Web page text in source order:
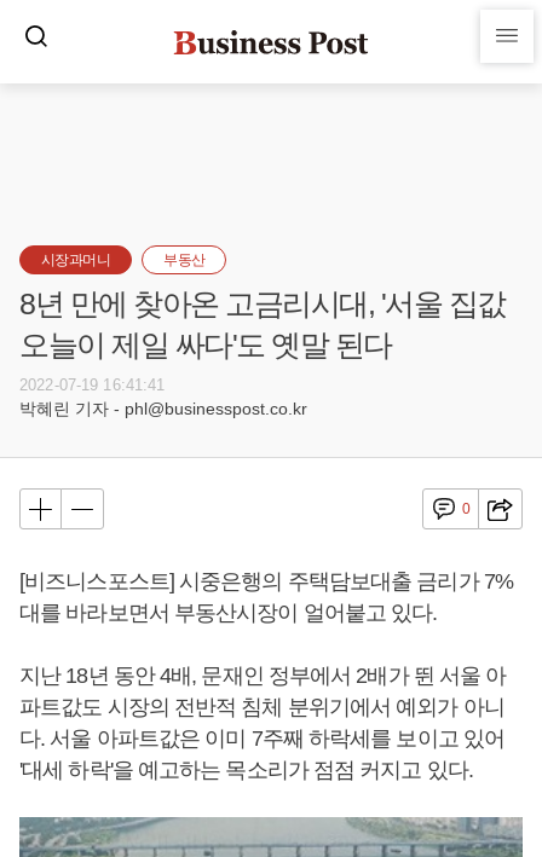
시장과머니 부동산
8년 만에 찾아온 고금리시대, '서울 집값
오늘이 제일 싸다'도 옛말 된다
2022-07-19 16:41:41
박혜린 기자 - phl@businesspost.co.kr
0
[비즈니스포스트] 시중은행의 주택담보대출 금리가 7%
대를 바라보면서 부동산시장이 얼어붙고 있다.
지난 18년 동안 4배, 문재인 정부에서 2배가 뛴 서울 아
파트값도 시장의 전반적 침체 분위기에서 예외가 아니
다. 서울 아파트값은 이미 7주째 하락세를 보이고 있어
'대세 하락'을 예고하는 목소리가 점점 커지고 있다.